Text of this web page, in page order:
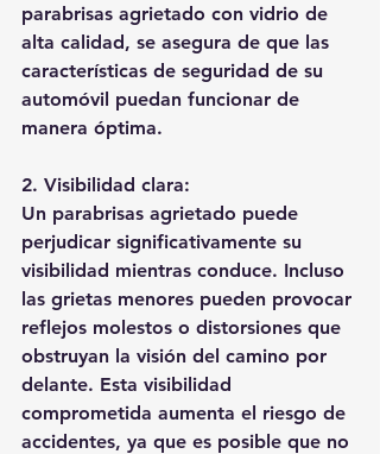
parabrisas agrietado con vidrio de
alta calidad, se asegura de que las
características de seguridad de su
automóvil puedan funcionar de
manera óptima.
2. Visibilidad clara:
Un parabrisas agrietado puede
perjudicar significativamente su
visibilidad mientras conduce. Incluso
las grietas menores pueden provocar
reflejos molestos o distorsiones que
obstruyan la visión del camino por
delante. Esta visibilidad
comprometida aumenta el riesgo de
accidentes, ya que es posible que no